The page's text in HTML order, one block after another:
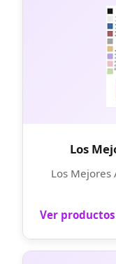
Los
Los Mejores
Ver